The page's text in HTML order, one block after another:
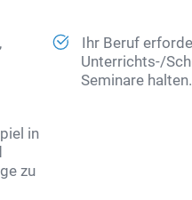
Ihr Beruf
Unterrichts-/
Seminare halten.
in
zu